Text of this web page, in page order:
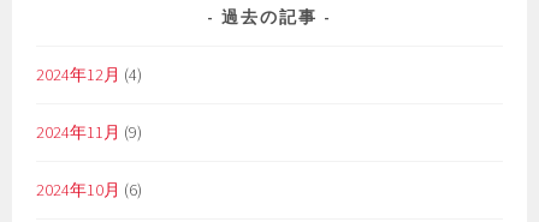
過去の記事
2024年12月 (4)
2024年11月 (9)
2024年10月 (6)